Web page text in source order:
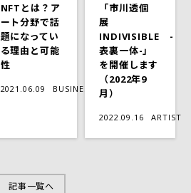
NFTとは？ア
ート分野で話
題になってい
る理由と可能
性
2021.06.09 BUSINESS
「市川透個
展
INDIVISIBLE -
表裏一体-」
を開催します
（2022年9
月）
2022.09.16 ARTIST
記事一覧へ